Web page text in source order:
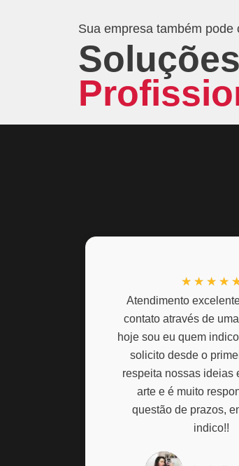
Sua empresa também pode
★ ★ ★ ★
Atendimento
contato através de
hoje sou eu quem
solicito desde o
respeita nossas ideias
arte e é muito
questão de prazos,
indico!!